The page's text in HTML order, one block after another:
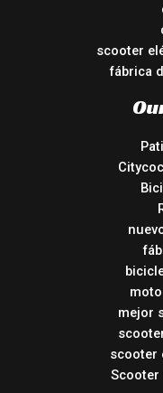
scooter
fábrica
mejor
scooter
Scooter